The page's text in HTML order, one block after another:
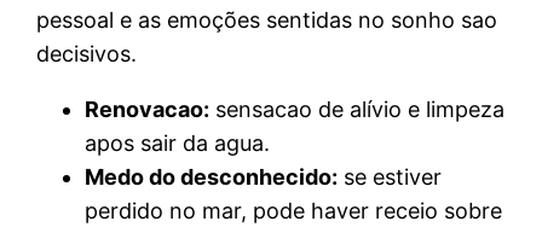
pessoal e as emoções sentidas no sonho sao
decisivos.
Renovacao: sensacao de alívio e limpeza
apos sair da agua.
Medo do desconhecido: se estiver
perdido no mar, pode haver receio sobre